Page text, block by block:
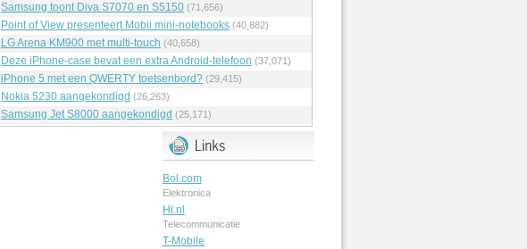
Samsung toont Diva S7070 en S5150 (71,656)
Point of View presenteert Mobii mini-notebooks (40,882)
LG Arena KM900 met multi-touch (40,658)
Deze iPhone-case bevat een extra Android-telefoon (37,071)
iPhone 5 met een QWERTY toetsenbord? (29,415)
Nokia 5230 aangekondigd (26,263)
Samsung Jet S8000 aangekondigd (25,171)
Bol.com
Elektronica
Hi.nl
Telecommunicatie
T-Mobile